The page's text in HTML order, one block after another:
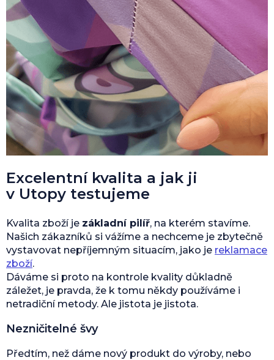
Excelentní kvalita a jak ji
v Utopy testujeme
Kvalita zboží je základní pilíř, na kterém stavíme.
Našich zákazníků si vážíme a nechceme je zbytečně
vystavovat nepříjemným situacím, jako je reklamace
zboží.
Dáváme si proto na kontrole kvality důkladně
záležet, je pravda, že k tomu někdy používáme i
netradiční metody. Ale jistota je jistota.
Nezničitelné švy
Předtím, než dáme nový produkt do výroby, nebo